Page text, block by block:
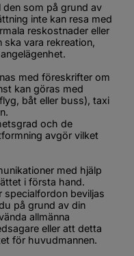
den som på grund av
inte kan resa med
reskostnader eller
ska vara rekreation,
med föreskrifter om
kan göras med
båt eller buss), taxi
och de
avgör vilket
med hjälp
i första hand.
specialfordon beviljas
på grund av din
allmänna
eller att detta
för huvudmannen.